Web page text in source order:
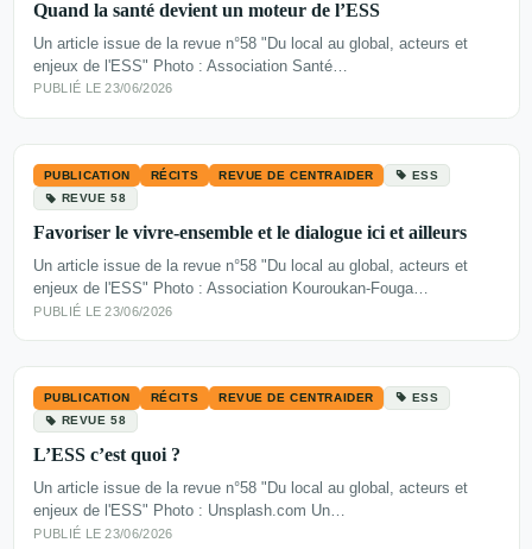
Quand la santé devient un moteur de l’ESS
Un article issue de la revue n°58 "Du local au global, acteurs et
enjeux de l'ESS" Photo : Association Santé…
PUBLIÉ LE 23/06/2026
PUBLICATION RÉCITS REVUE DE CENTRAIDER
ESS
REVUE 58
Favoriser le vivre-ensemble et le dialogue ici et ailleurs
Un article issue de la revue n°58 "Du local au global, acteurs et
enjeux de l'ESS" Photo : Association Kouroukan-Fouga…
PUBLIÉ LE 23/06/2026
PUBLICATION RÉCITS REVUE DE CENTRAIDER
ESS
REVUE 58
L’ESS c’est quoi ?
Un article issue de la revue n°58 "Du local au global, acteurs et
enjeux de l'ESS" Photo : Unsplash.com Un…
PUBLIÉ LE 23/06/2026